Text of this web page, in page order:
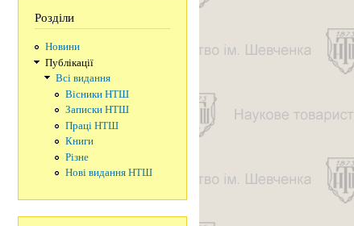
Розділи
Новини
Публікації
Всі видання
Вісники НТШ
Записки НТШ
Праці НТШ
Книги
Різне
Нові видання НТШ